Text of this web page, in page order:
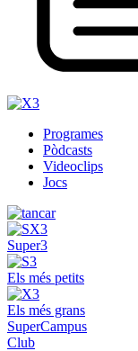
Programes
Pòdcasts
Videoclips
Jocs
Super3
Els més petits
Els més grans
SuperCampus
Club